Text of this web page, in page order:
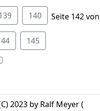
Seite 142
140
145
2023 by Ralf Meyer (